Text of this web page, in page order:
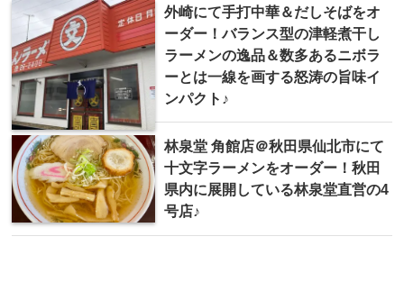
外崎にて手打中華＆だしそばをオ
ーダー！バランス型の津軽煮干し
ラーメンの逸品＆数多あるニボラ
ーとは一線を画する怒涛の旨味イ
ンパクト♪
林泉堂 角館店＠秋田県仙北市にて
十文字ラーメンをオーダー！秋田
県内に展開している林泉堂直営の4
号店♪